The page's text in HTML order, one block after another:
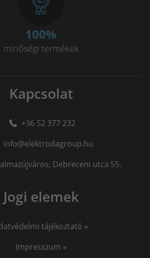
100%
minőségi termékek
Kapcsolat
+36 52 377 232
info@elektrodagroup.hu
, Debreceni utca 55.
Jogi elemek
tájékoztató »
Impresszum »